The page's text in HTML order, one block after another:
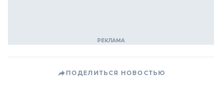
ПОДЕЛИТЬСЯ НОВОСТЬЮ